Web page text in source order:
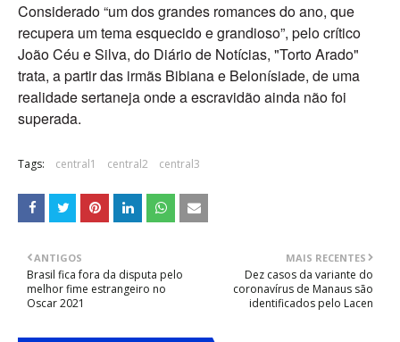
Considerado “um dos grandes romances do ano, que
recupera um tema esquecido e grandioso”, pelo crítico
João Céu e Silva, do Diário de Notícias, "Torto Arado"
trata, a partir das irmãs Bibiana e Belonísiade, de uma
realidade sertaneja onde a escravidão ainda não foi
superada.
Tags: central1 central2 central3
MAIS RECENTES
Dez casos da variante do
coronavírus de Manaus são
identificados pelo Lacen
ANTIGOS
Brasil fica fora da disputa pelo
melhor fime estrangeiro no
Oscar 2021